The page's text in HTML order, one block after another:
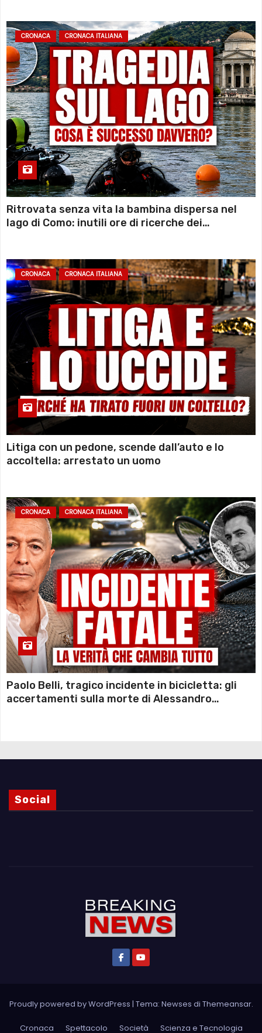
CRONACA CRONACA ITALIANA
Ritrovata senza vita la bambina dispersa nel
lago di Como: inutili ore di ricerche dei
CRONACA CRONACA ITALIANA
Litiga con un pedone, scende dall’auto e lo
accoltella: arrestato un uomo
CRONACA CRONACA ITALIANA
Paolo Belli, tragico incidente in bicicletta: gli
accertamenti sulla morte di Alessandro
Social
Proudly powered by WordPress | Tema: Newses di Themeansar.
Cronaca Spettacolo Società Scienza e Tecnologia